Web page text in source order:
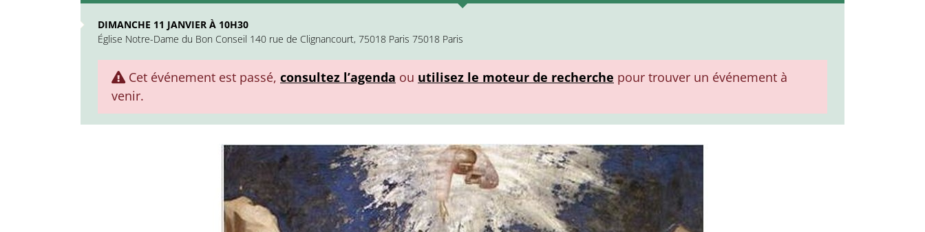
DIMANCHE 11 JANVIER À 10H30
Église Notre-Dame du Bon Conseil 140 rue de Clignancourt, 75018 Paris 75018 Paris
Cet événement est passé, consultez l’agenda ou utilisez le moteur de recherche pour trouver un événement à
venir.